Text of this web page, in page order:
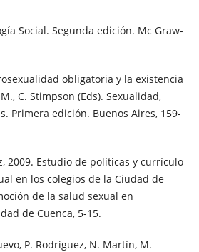
Social. Segunda edición. Mc Graw-
obligatoria y la existencia
C. Stimpson (Eds). Sexualidad,
Primera edición. Buenos Aires, 159-
2009. Estudio de políticas y currículo
en los colegios de la Ciudad de
de la salud sexual en
de Cuenca, 5-15.
P. Rodriguez, N. Martín, M.